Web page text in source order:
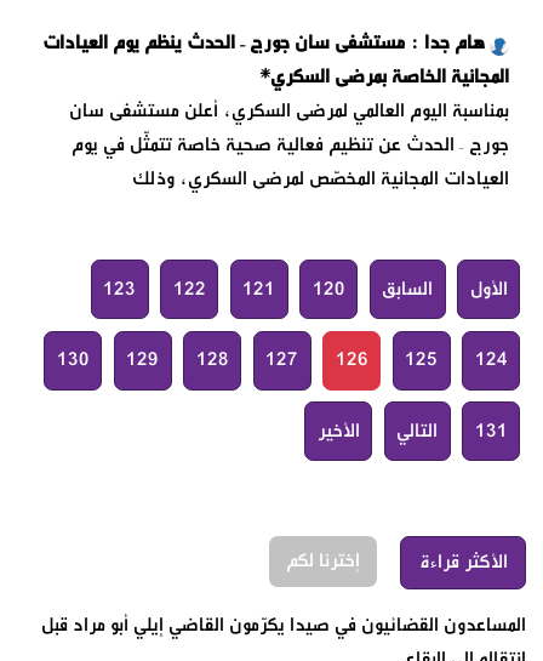
هام جدا : مستشفى سان جورج – الحدث ينظم يوم العيادات
المجانية الخاصة بمرضى السكري*
بمناسبة اليوم العالمي لمرضى السكري، أعلن مستشفى سان
جورج – الحدث عن تنظيم فعالية صحية خاصة تتمثّل في يوم
العيادات المجانية المخصّص لمرضى السكري، وذلك
الأول السابق 120
121
122
123
124
125
126
127
128
129
130
131 التالي الأخير
الأكثر قراءة إخترنا لكم
المساعدون القضائيون في صيدا يكرّمون القاضي إيلي أبو مراد قبل